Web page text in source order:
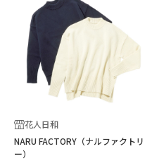
花人日和
NARU FACTORY（ナルファクトリ
ー）